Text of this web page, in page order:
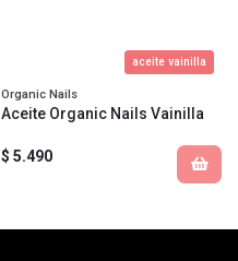
aceite vainilla
Organic Nails
Aceite Organic Nails Vainilla
$ 5.490